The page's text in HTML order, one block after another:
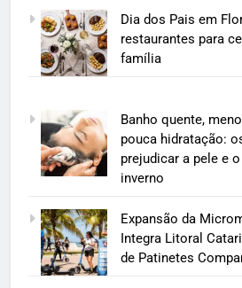
Dia dos Pais em
restaurantes para
família
Banho quente,
pouca hidratação:
prejudicar a pele e
inverno
Expansão da
Integra Litoral
de Patinetes